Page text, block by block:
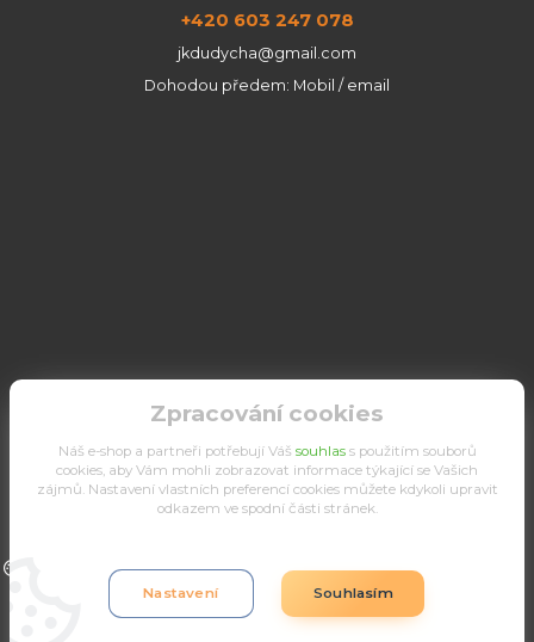
+420 603 247 078
jkdudycha@gmail.com
Dohodou předem: Mobil / email
Upravit sběr cookies.
Zpracování cookies
Náš e-shop a partneři potřebují Váš souhlass použitím souborů
cookies, aby Vám mohli zobrazovat informace týkající se Vašich
zájmů. Nastavení vlastních preferencí cookies můžete kdykoli upravit
odkazem ve spodní části stránek.
Nastavení Souhlasím